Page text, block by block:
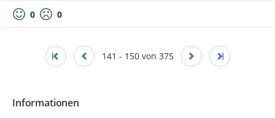
0 0
141 - 150 von 375
Informationen